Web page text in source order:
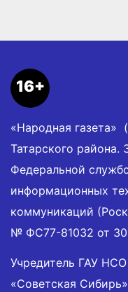
16+
«Народная газета»
Татарского района.
Федеральной
информационных
коммуникаций
№ ФС77-81032 от
Учредитель ГАУ
«Советская